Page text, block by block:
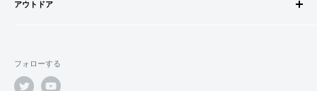
会社情報
プライバシーポリシー
道糸・ライン
鈎・仕掛け
オモリ・カゴ・ヨリモドシ
ゴムボート
ボートオプションパーツ
ボートカスタムパーツ
アウトドア
ライフジャケット
サングラス
フォローする